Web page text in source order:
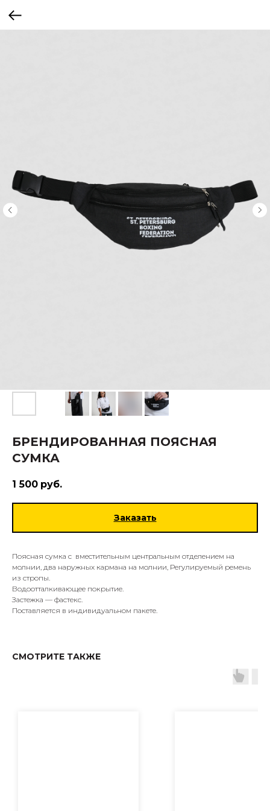
БРЕНДИРОВАННАЯ ПОЯСНАЯ
СУМКА
1 500 руб.
Заказать
Поясная сумка с вместительным центральным отделением на
молнии, два наружных кармана на молнии, Регулируемый ремень
из стропы.
Водоотталкивающее покрытие.
Застежка — фастекс.
Поставляется в индивидуальном пакете.
СМОТРИТЕ ТАКЖЕ